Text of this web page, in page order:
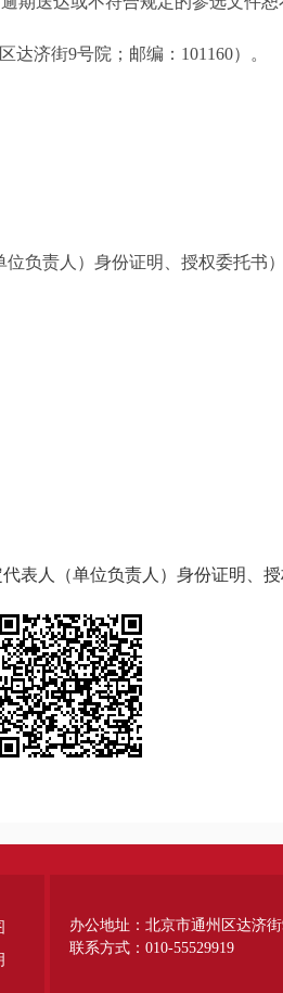
济街9号院；邮编：101160）。
责人）身份证明、授权委托书）
市住房和
年
人（单位负责人）身份证明、授
办公地址：北京市通州区达济
联系方式：010-55529919